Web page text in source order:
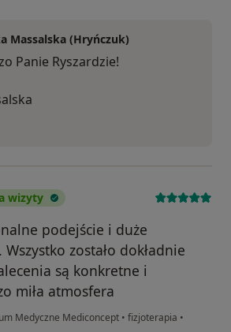
Massalska (Hryńczuk)
Panie Ryszardzie!
wizyty
podejście i duże
zostało dokładnie
są konkretne i
miła atmosfera
Medyczne Mediconcept • fizjoterapia •